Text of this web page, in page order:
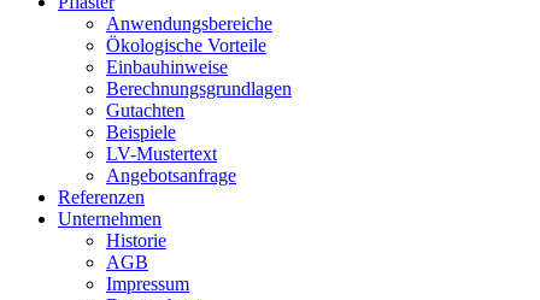
Anwendungsbereiche
Ökologische Vorteile
Einbauhinweise
Berechnungsgrundlagen
Gutachten
Beispiele
LV-Mustertext
Angebotsanfrage
Referenzen
Unternehmen
Historie
AGB
Impressum